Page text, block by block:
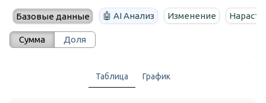
Базовые данные 🤖 AI Анализ Изменение
Сумма Доля
Таблица График